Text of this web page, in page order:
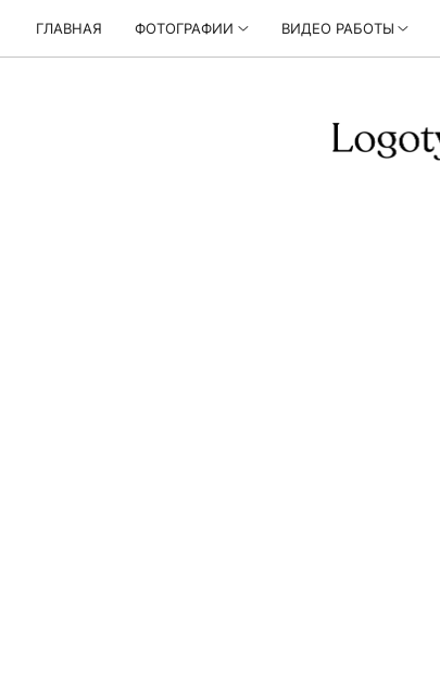
ГЛАВНАЯ ФОТОГРАФИИ ВИДЕО РАБОТЫ